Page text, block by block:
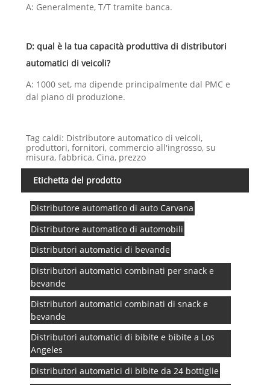
A: Generalmente, T/T tramite banca.
D: qual è la tua capacità produttiva di distributori
automatici di veicoli?
A: 1000 set, ma dipende principalmente dal PMC e
dal piano di produzione.
Tag caldi: Distributore automatico di veicoli,
produttori, fornitori, commercio all'ingrosso, su
misura, fabbrica, Cina, prezzo
Etichetta del prodotto
Distributore automatico di auto Carvana
Distributore automatico di automobili
Distributori automatici di bevande
Distributori automatici combinati per snack e
bevande
Distributori automatici combinati di snack e
bevande
Distributori automatici di bibite e bibite a Los
Angeles
Distributori automatici di bibite da 24 bottiglie